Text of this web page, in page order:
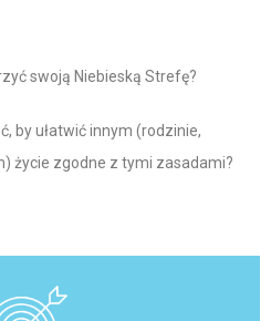
swoją Niebieską Strefę?
by ułatwić innym (rodzinie,
życie zgodne z tymi zasadami?